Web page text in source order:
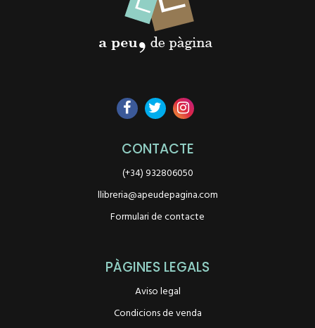
CONTACTE
(+34) 932806050
llibreria@apeudepagina.com
Formulari de contacte
PÀGINES LEGALS
Aviso legal
Condicions de venda